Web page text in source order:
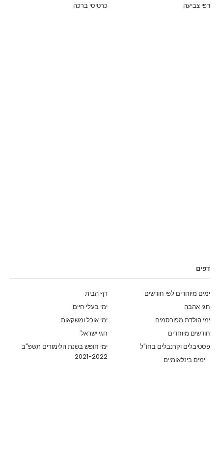
כרטיסי ברכה דפי צביעה
דפים
דף הבית
ימים מיוחדים לפי חודשים
ימי בעלי חיים
חגי אהבה
ימי אוכל ומשקאות
ימי הולדת מפורסמים
חגי ישראל
חודשים מיוחדים
ימי חופש בשנת הלימודים תשפ"ב
2021-2022
פסטיבלים וקרנבלים בחו"ל
ימים בינלאומיים